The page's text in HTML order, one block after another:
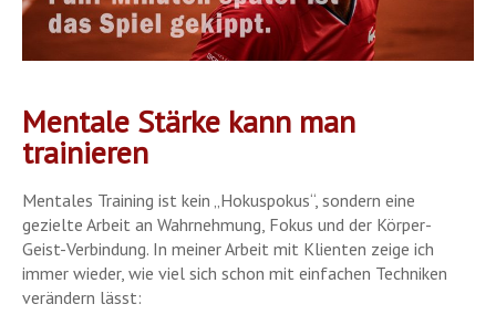
Mentale Stärke kann man
trainieren
Mentales Training ist kein „Hokuspokus“, sondern eine
gezielte Arbeit an Wahrnehmung, Fokus und der Körper-
Geist-Verbindung. In meiner Arbeit mit Klienten zeige ich
immer wieder, wie viel sich schon mit einfachen Techniken
verändern lässt: